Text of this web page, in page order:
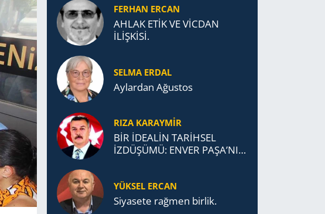
FERHAN ERCAN
AHLAK ETİK VE VİCDAN
İLİŞKİSİ.
SELMA ERDAL
Aylardan Ağustos
RIZA KARAYMIR
BİR İDEALİN TARİHSEL
İZDÜŞÜMÜ: ENVER PAŞA’NIN
TEŞKİLATI’NA UZANAN
MİRASI
YÜKSEL ERCAN
Siyasete rağmen birlik.